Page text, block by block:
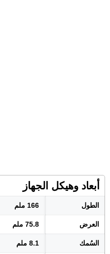
أبعاد وهيكل الجهاز
الطول 166 ملم
العرض 75.8 ملم
السُمك 8.1 ملم